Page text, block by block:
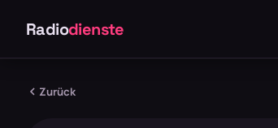
Radiodienste
Zurück